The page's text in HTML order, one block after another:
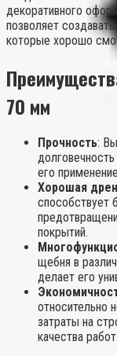
декоративного
позволяет
которые хорошо
70 мм
Прочность:
его
Хорошая
способствует
покрытий.
щебня в
делает его
относительно
затраты на
качества работ.